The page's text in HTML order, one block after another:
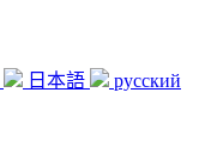
日本語
русский